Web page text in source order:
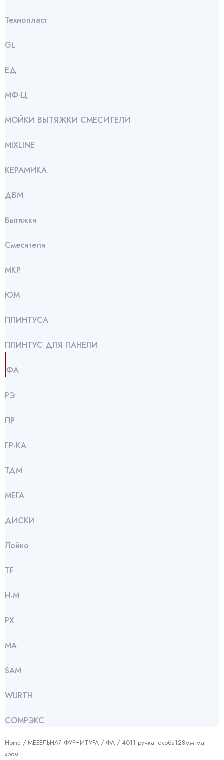
Технопласт
GL
ЕД
МФ-Ц
МОЙКИ ВЫТЯЖКИ СМЕСИТЕЛИ
МIXLINE
КЕРАМИКА
ДВМ
Вытяжки
Смесители
МКР
ЮМ
ПЛИНТУСА
ПЛИНТУС ДЛЯ ПАНЕЛИ
ФА
РЭ
ПР
ГР-КА
ТДМ
МЕГА
ДИСКИ
Лойко
TF
Н-М
РХ
МА
SАМ
WURTH
СОМРЭКС
Home / МЕБЕЛЬНАЯ ФУРНИТУРА / ФА / 4011 ручка -скоба128мм мат
хром